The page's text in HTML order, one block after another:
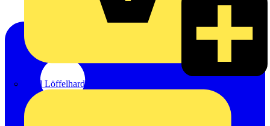
Emil Löffelhardt GmbH & Co. KG